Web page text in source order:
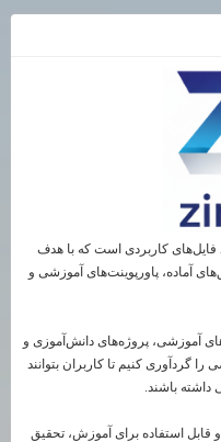
فایل‌های کاربردی است که با هدف
آماده، پاورپوینت‌های آموزشی و
آموزشی، پروژه‌های دانش‌آموزی و
گردآوری کنیم تا کاربران بتوانند
باشند.
قابل استفاده برای آموزش، تحقیق